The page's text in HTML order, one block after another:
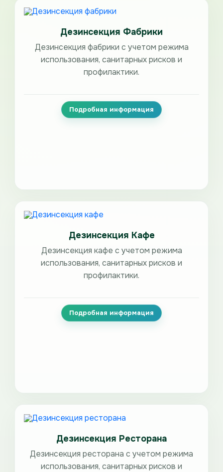
Дезинсекция Фабрики
Дезинсекция фабрики с учетом режима
использования, санитарных рисков и
профилактики.
Подробная информация
Дезинсекция Кафе
Дезинсекция кафе с учетом режима
использования, санитарных рисков и
профилактики.
Подробная информация
Дезинсекция Ресторана
Дезинсекция ресторана с учетом режима
использования, санитарных рисков и